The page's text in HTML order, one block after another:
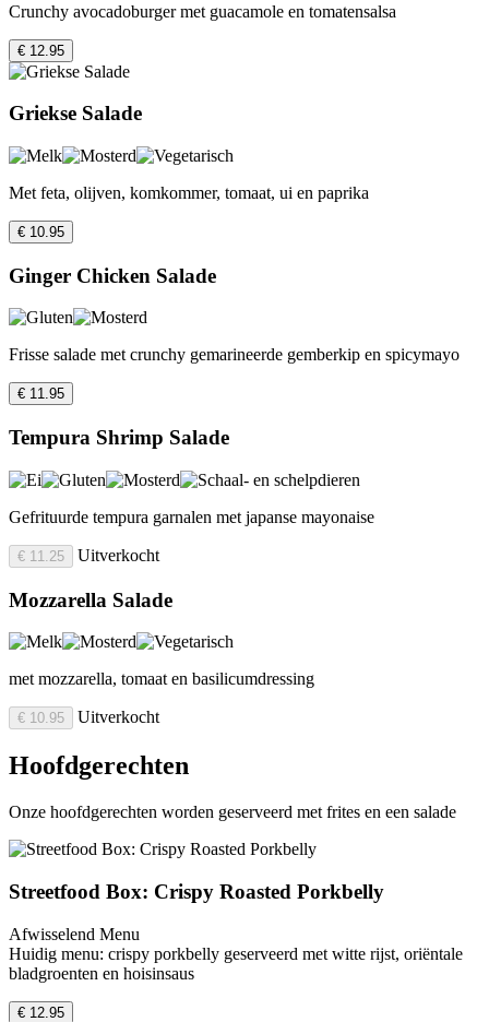
Crunchy avocadoburger met guacamole en tomatensalsa
€ 12.95
Griekse Salade
Met feta, olijven, komkommer, tomaat, ui en paprika
€ 10.95
Ginger Chicken Salade
Frisse salade met crunchy gemarineerde gemberkip en spicymayo
€ 11.95
Tempura Shrimp Salade
Gefrituurde tempura garnalen met japanse mayonaise
€ 11.25 Uitverkocht
Mozzarella Salade
met mozzarella, tomaat en basilicumdressing
€ 10.95 Uitverkocht
Hoofdgerechten
Onze hoofdgerechten worden geserveerd met frites en een salade
Streetfood Box: Crispy Roasted Porkbelly
Afwisselend Menu
Huidig menu: crispy porkbelly geserveerd met witte rijst, oriëntale
bladgroenten en hoisinsaus
€ 12.95